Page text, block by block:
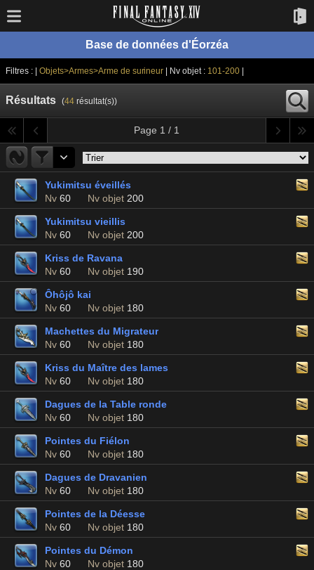
Base de données d'Éorzéa
Filtres : | Objets>Armes>Arme de surineur | Nv objet : 101-200
Résultats (44résultat(s))
Page 1 / 1
Yukimitsu éveillés
Nv 60 Nv objet 200
Yukimitsu vieillis
Nv 60 Nv objet 200
Kriss de Ravana
Nv 60 Nv objet 190
Ôhôjô kai
Nv 60 Nv objet 180
Machettes du Migrateur
Nv 60 Nv objet 180
Kriss du Maître des lames
Nv 60 Nv objet 180
Dagues de la Table ronde
Nv 60 Nv objet 180
Pointes du Fiélon
Nv 60 Nv objet 180
Dagues de Dravanien
Nv 60 Nv objet 180
Pointes de la Déesse
Nv 60 Nv objet 180
Pointes du Démon
Nv 60 Nv objet 180